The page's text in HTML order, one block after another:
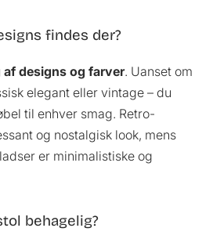
findes der?
designs og farver. Uanset om
elegant eller vintage – du
til enhver smag. Retro-
og nostalgisk look, mens
er minimalistiske og
behagelig?